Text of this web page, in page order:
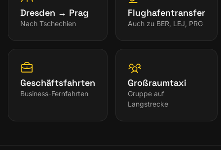
Dresden → Prag
Nach Tschechien
Flughafentransfer
Auch zu BER, LEJ, PRG
Geschäftsfahrten
Business-Fernfahrten
Großraumtaxi
Gruppe auf
Langstrecke